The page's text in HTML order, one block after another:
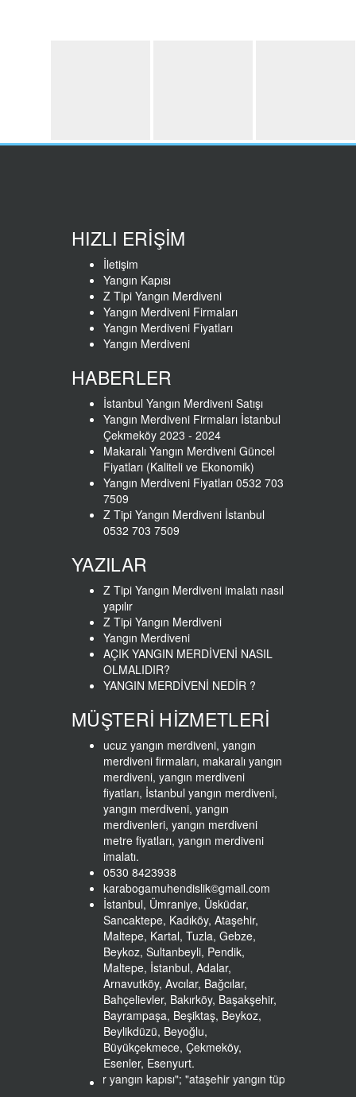
HIZLI ERİŞİM
İletişim
Yangın Kapısı
Z Tipi Yangın Merdiveni
Yangın Merdiveni Firmaları
Yangın Merdiveni Fiyatları
Yangın Merdiveni
HABERLER
İstanbul Yangın Merdiveni Satışı
Yangın Merdiveni Firmaları İstanbul
Çekmeköy 2023 - 2024
Makaralı Yangın Merdiveni Güncel
Fiyatları (Kaliteli ve Ekonomik)
Yangın Merdiveni Fiyatları 0532 703
7509
Z Tipi Yangın Merdiveni İstanbul
0532 703 7509
YAZILAR
Z Tipi Yangın Merdiveni imalatı nasıl
yapılır
Z Tipi Yangın Merdiveni
Yangın Merdiveni
AÇIK YANGIN MERDİVENİ NASIL
OLMALIDIR?
YANGIN MERDİVENİ NEDİR ?
MÜŞTERİ HİZMETLERİ
ucuz yangın merdiveni, yangın
merdiveni firmaları, makaralı yangın
merdiveni, yangın merdiveni
fiyatları, İstanbul yangın merdiveni,
yangın merdiveni, yangın
merdivenleri, yangın merdiveni
metre fiyatları, yangın merdiveni
imalatı.
0530 8423938
karabogamuhendislik©gmail.com
İstanbul, Ümraniye, Üsküdar,
Sancaktepe, Kadıköy, Ataşehir,
Maltepe, Kartal, Tuzla, Gebze,
Beykoz, Sultanbeyli, Pendik,
Maltepe, İstanbul, Adalar,
Arnavutköy, Avcılar, Bağcılar,
Bahçelievler, Bakırköy, Başakşehir,
Bayrampaşa, Beşiktaş, Beykoz,
Beylikdüzü, Beyoğlu,
Büyükçekmece, Çekmeköy,
Esenler, Esenyurt.
ataşehir yangın kapısı"; "ataşehir yangın tüpü "; "ataşehir